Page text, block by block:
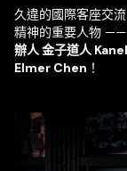
久違的國際客座交
精神的重要人物 ——
辦人 金子道人
Elmer Chen ！